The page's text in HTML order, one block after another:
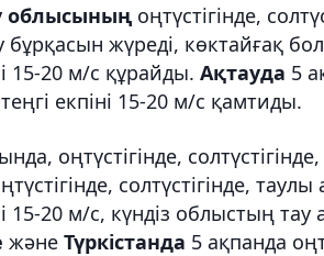
облысының оңтүстігінде,
жүреді, көктайғақ
15-20 м/с құрайды. Ақтауда 5
екпіні 15-20 м/с қамтиды.
оңтүстігінде,
солтүстігінде,
15-20 м/с, күндіз облыстың тау
және Түркістанда 5 ақпанда